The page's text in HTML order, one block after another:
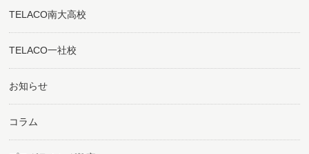
TELACO南大高校
TELACO一社校
お知らせ
コラム